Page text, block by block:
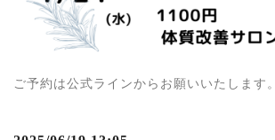
ご予約は公式ラインからお願いいたします。